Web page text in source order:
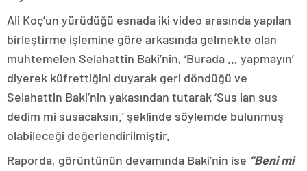
Ali Koç’un yürüdüğü esnada iki video arasında yapılan
birleştirme işlemine göre arkasında gelmekte olan
muhtemelen Selahattin Baki’nin, ‘Burada … yapmayın’
diyerek küfrettiğini duyarak geri döndüğü ve
Selahattin Baki’nin yakasından tutarak ‘Sus lan sus
dedim mi susacaksın.’ şeklinde söylemde bulunmuş
olabileceği değerlendirilmiştir.
Raporda, görüntünün devamında Baki’nin ise “Beni mi